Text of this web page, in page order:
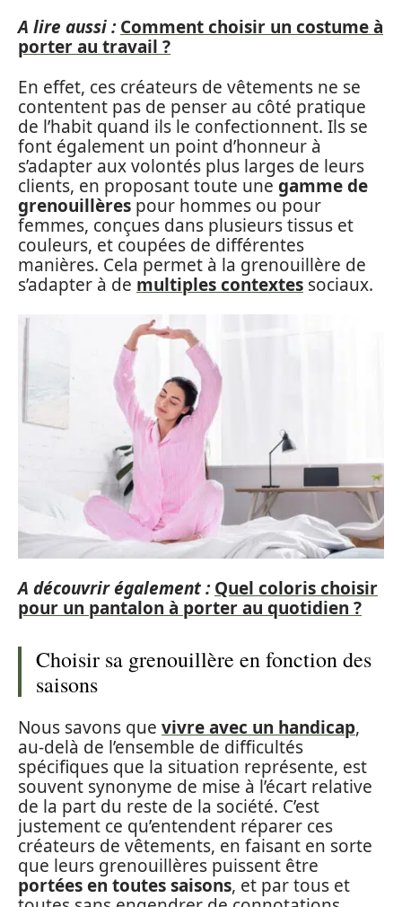
A lire aussi : Comment choisir un costume à
porter au travail ?
En effet, ces créateurs de vêtements ne se
contentent pas de penser au côté pratique
de l’habit quand ils le confectionnent. Ils se
font également un point d’honneur à
s’adapter aux volontés plus larges de leurs
clients, en proposant toute une gamme de
grenouillères pour hommes ou pour
femmes, conçues dans plusieurs tissus et
couleurs, et coupées de différentes
manières. Cela permet à la grenouillère de
s’adapter à de multiples contextes sociaux.
A découvrir également : Quel coloris choisir
pour un pantalon à porter au quotidien ?
Choisir sa grenouillère en fonction des
saisons
Nous savons que vivre avec un handicap,
au-delà de l’ensemble de difficultés
spécifiques que la situation représente, est
souvent synonyme de mise à l’écart relative
de la part du reste de la société. C’est
justement ce qu’entendent réparer ces
créateurs de vêtements, en faisant en sorte
que leurs grenouillères puissent être
portées en toutes saisons, et par tous et